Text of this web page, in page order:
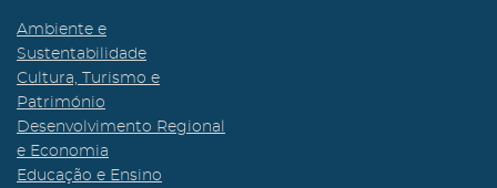
Ambiente e
Sustentabilidade
Cultura, Turismo e
Património
Desenvolvimento Regional
e Economia
Educação e Ensino